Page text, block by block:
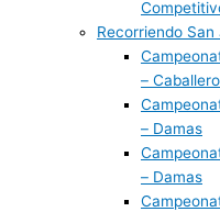
Recorriendo San
–
– Damas
– Damas